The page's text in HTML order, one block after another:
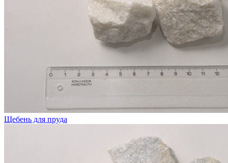
Щебень для пруда